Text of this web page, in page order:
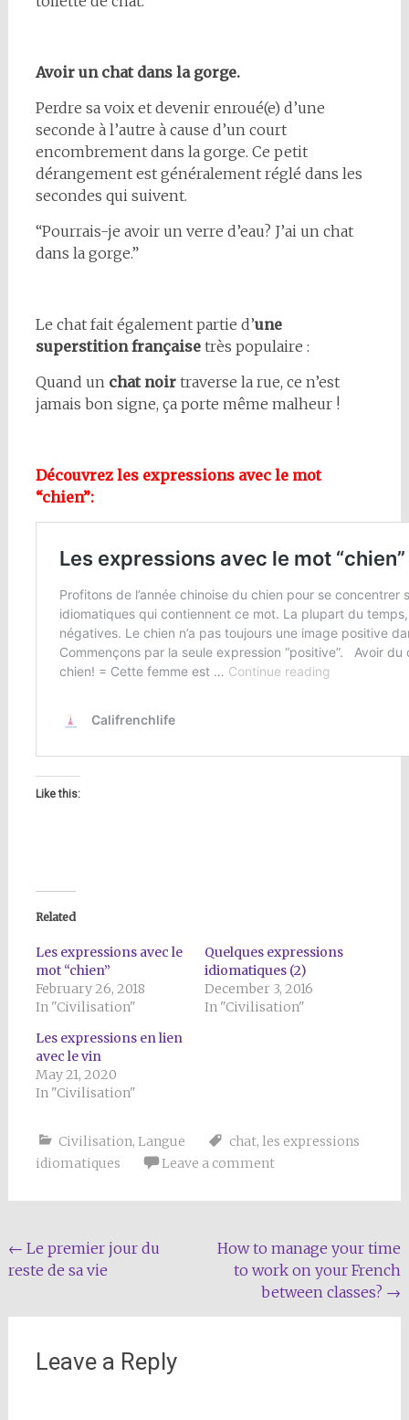
Avoir un chat dans la gorge.
Perdre sa voix et devenir enroué(e) d’une
seconde à l’autre à cause d’un court
encombrement dans la gorge. Ce petit
dérangement est généralement réglé dans les
secondes qui suivent.
“Pourrais-je avoir un verre d’eau? J’ai un chat
dans la gorge.”
Le chat fait également partie d’une
superstition françaisetrès populaire :
Quand un chat noirtraverse la rue, ce n’est
jamais bon signe, ça porte même malheur !
Découvrez les expressions avec le mot
“chien”:
Like this:
Related
Les expressions avec le
mot “chien”
February 26, 2018
In "Civilisation"
Quelques expressions
idiomatiques (2)
December 3, 2016
In "Civilisation"
Les expressions en lien
avec le vin
May 21, 2020
In "Civilisation"
Civilisation, Langue chat, les expressions
idiomatiques
Leave a comment
Post
navigation
← Le premier jour du
reste de sa vie
How to manage your time
to work on your French
between classes? →
Leave a Reply